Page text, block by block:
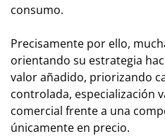
consumo.
Precisamente por ello,
orientando su estrategia
valor añadido, priorizando
controlada, especialización
comercial frente a una
únicamente en precio.